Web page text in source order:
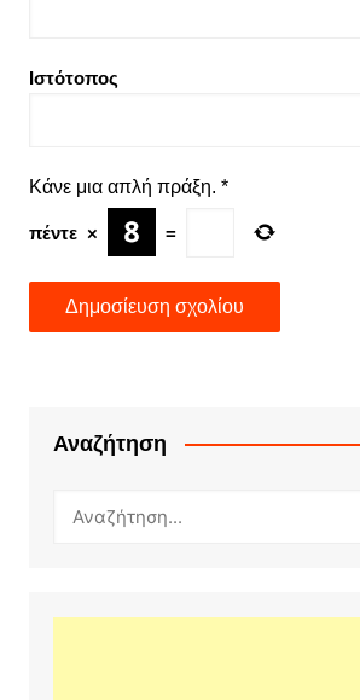
Ιστότοπος
Κάνε μια απλή πράξη. *
πέντε × =
Αναζήτηση